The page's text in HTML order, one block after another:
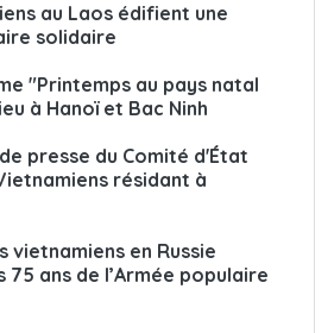
au Laos édifient une
solidaire
"Printemps au pays natal
à Hanoï et Bac Ninh
presse du Comité d'État
résidant à
vietnamiens en Russie
75 ans de l’Armée populaire